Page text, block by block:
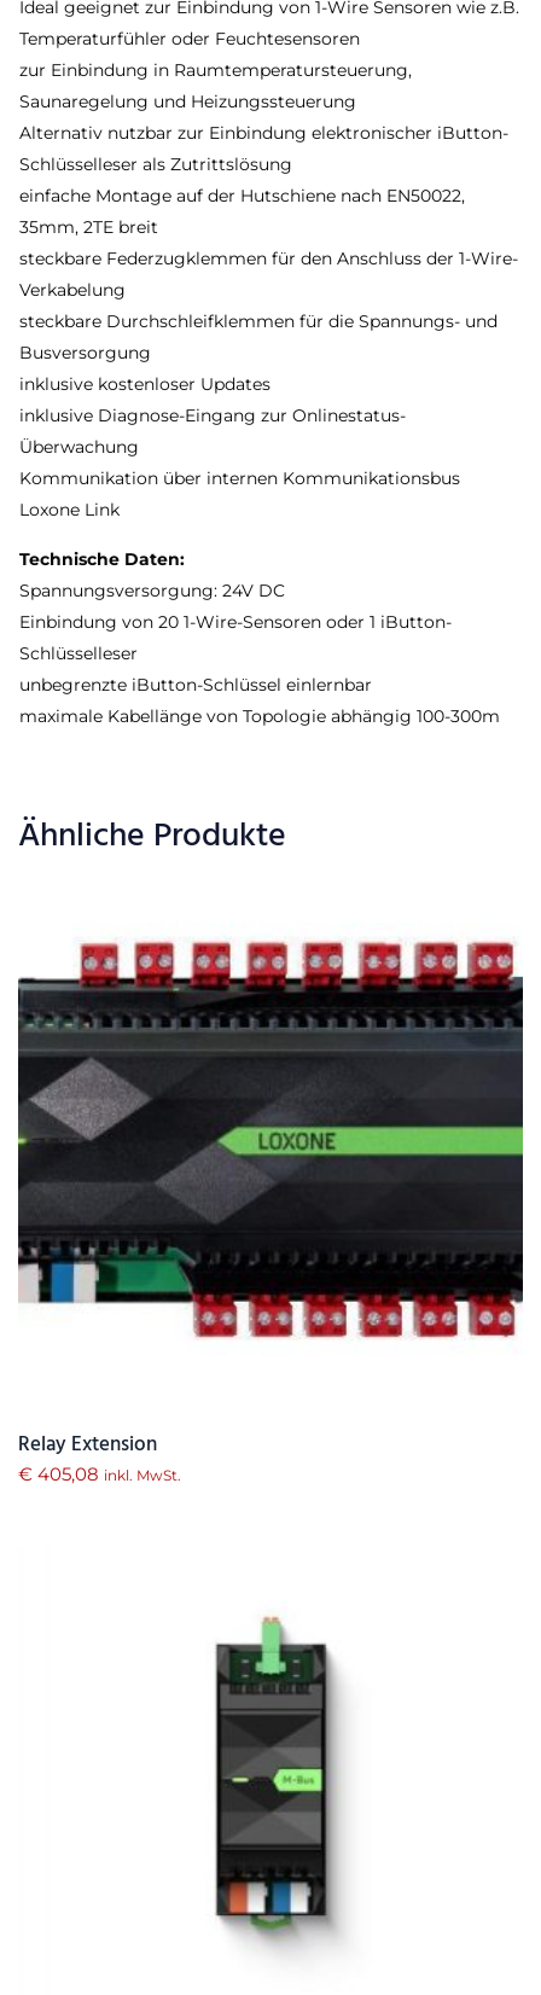
Ideal geeignet zur Einbindung von 1-Wire Sensoren wie z.B.
Temperaturfühler oder Feuchtesensoren
zur Einbindung in Raumtemperatursteuerung,
Saunaregelung und Heizungssteuerung
Alternativ nutzbar zur Einbindung elektronischer iButton-
Schlüsselleser als Zutrittslösung
einfache Montage auf der Hutschiene nach EN50022,
35mm, 2TE breit
steckbare Federzugklemmen für den Anschluss der 1-Wire-
Verkabelung
steckbare Durchschleifklemmen für die Spannungs- und
Busversorgung
inklusive kostenloser Updates
inklusive Diagnose-Eingang zur Onlinestatus-
Überwachung
Kommunikation über internen Kommunikationsbus
Loxone Link
Technische Daten:
Spannungsversorgung: 24V DC
Einbindung von 20 1-Wire-Sensoren oder 1 iButton-
Schlüsselleser
unbegrenzte iButton-Schlüssel einlernbar
maximale Kabellänge von Topologie abhängig 100-300m
Ähnliche Produkte
Relay Extension
€ 405,08 inkl. MwSt.